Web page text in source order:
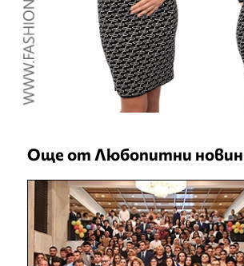
Още от Любопитни